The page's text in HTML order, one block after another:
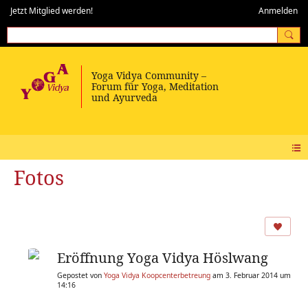
Jetzt Mitglied werden! Anmelden
Fotos
Eröffnung Yoga Vidya Höslwang
Gepostet von Yoga Vidya Koopcenterbetreung am 3. Februar 2014 um
14:16